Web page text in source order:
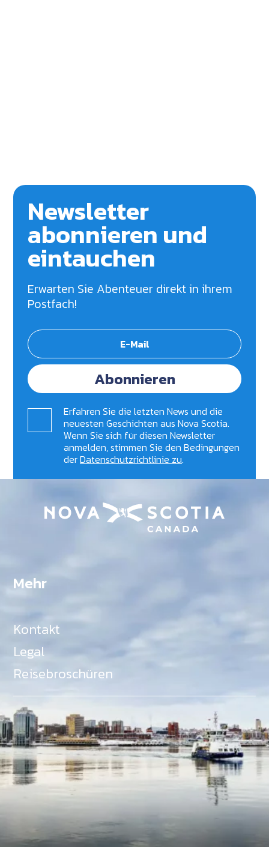
Newsletter
abonnieren und
eintauchen
Erwarten Sie Abenteuer direkt in ihrem
Postfach!
Abonnieren
Erfahren Sie die letzten News und die
neuesten Geschichten aus Nova Scotia.
Wenn Sie sich für diesen Newsletter
anmelden, stimmen Sie den Bedingungen
derDatenschutzrichtlinie zu.
Mehr
Kontakt
Legal
Reisebroschüren
Als Teil des Ministeriums für Gemeinden, Kultur,
Tourismus und Kulturerbe, setzt sich Tourism Nova
Scotia aktiv für die Förderung von
Gleichberechtigung, Vielfalt, Inklusion und
Barrierefreiheit in ganz Nova Scotia ein und
unterstützt Partner, die dieses Engagement teilen.
Nova Scotia, Kanada, befindet sich in Mi'kma'ki, dem
angestammten Gebiet der Mi'kmaq - ein Gebiet